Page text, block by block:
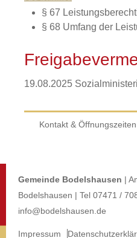
§ 67
§ 68 Umfang der
19.08.2025
Kontakt & Öffnungszeiten
Gemeinde Bodelshausen |
Bodelshausen | Tel 07471 /
info@bodelshausen.de
Impressum